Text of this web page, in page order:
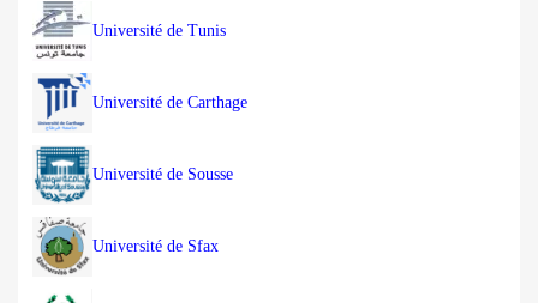
Université de Tunis
Université de Carthage
Université de Sousse
Université de Sfax